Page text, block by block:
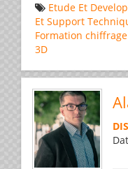
Etude Et
Et Support
Formation chiffrage
3D